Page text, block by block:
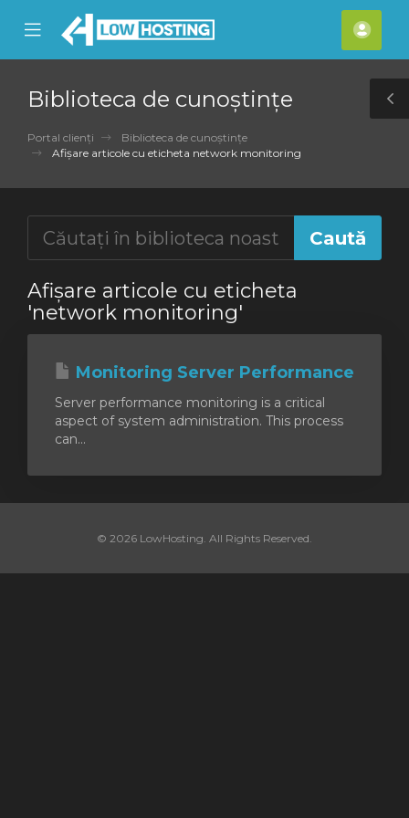
Mobile
Menu
meu
Biblioteca de cunoștințe
Portal clienți
Biblioteca de cunoștințe
Afișare articole cu eticheta network monitoring
Afișare articole cu eticheta
'network monitoring'
Monitoring Server Performance
Server performance monitoring is a critical
aspect of system administration. This process
can...
© 2026 LowHosting. All Rights Reserved.